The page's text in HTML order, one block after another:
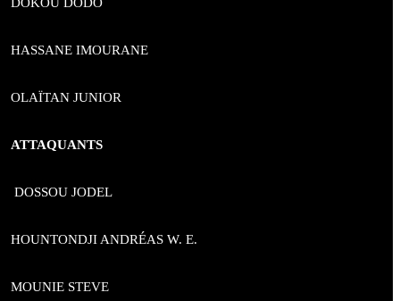
HASSANE IMOURANE
OLAÏTAN JUNIOR
ATTAQUANTS
DOSSOU JODEL
HOUNTONDJI ANDRÉAS W. E.
MOUNIE STEVE